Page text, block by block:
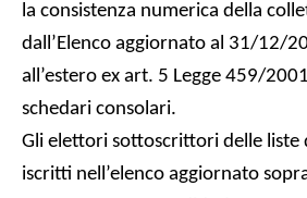
la consistenza numerica della
dall’Elenco aggiornato al 31/12/
all’estero ex art. 5 Legge 459/
schedari consolari.
Gli elettori sottoscrittori delle liste
iscritti nell’elenco aggiornato